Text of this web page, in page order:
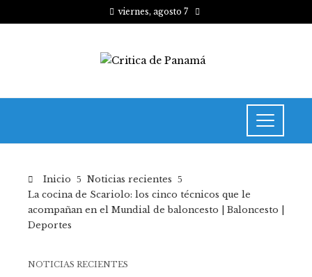
viernes, agosto 7
Inicio
Noticias recientes
La cocina de Scariolo: los cinco técnicos que le
acompañan en el Mundial de baloncesto | Baloncesto |
Deportes
NOTICIAS RECIENTES